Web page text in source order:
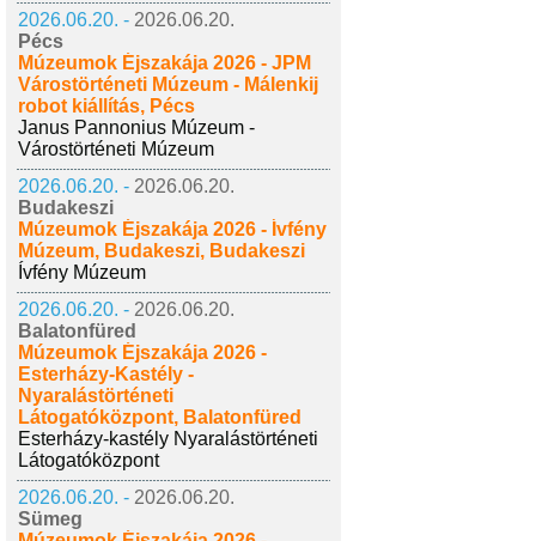
2026.06.20. - 2026.06.20.
Pécs
Múzeumok Éjszakája 2026 - JPM
Várostörténeti Múzeum - Málenkij
robot kiállítás, Pécs
Janus Pannonius Múzeum -
Várostörténeti Múzeum
2026.06.20. - 2026.06.20.
Budakeszi
Múzeumok Éjszakája 2026 - Ívfény
Múzeum, Budakeszi, Budakeszi
Ívfény Múzeum
2026.06.20. - 2026.06.20.
Balatonfüred
Múzeumok Éjszakája 2026 -
Esterházy-Kastély -
Nyaralástörténeti
Látogatóközpont, Balatonfüred
Esterházy-kastély Nyaralástörténeti
Látogatóközpont
2026.06.20. - 2026.06.20.
Sümeg